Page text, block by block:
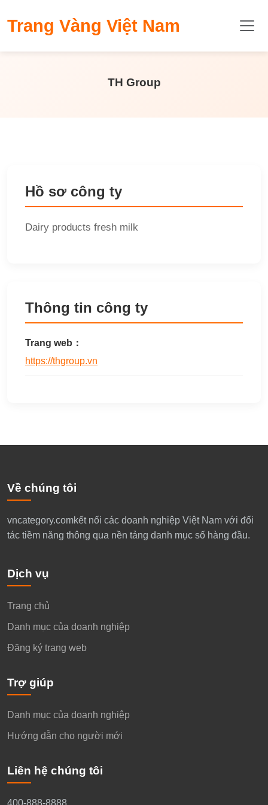
​Trang Vàng Việt Nam
TH Group
Hồ sơ công ty
Dairy products fresh milk
Thông tin công ty
Trang web：
https://thgroup.vn
Về chúng tôi
​vncategory.comkết nối các doanh nghiệp Việt Nam với đối
tác tiềm năng thông qua nền tảng danh mục số hàng đầu.​​
Dịch vụ
Trang chủ
Danh mục của doanh nghiệp
Đăng ký trang web
Trợ giúp
Danh mục của doanh nghiệp
Hướng dẫn cho người mới
Liên hệ chúng tôi
400-888-8888